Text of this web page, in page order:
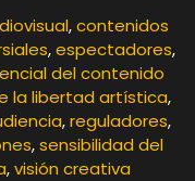
,contenidos
,espectadores,
del contenido
la libertad artística,
,reguladores,
,sensibilidad del
,visión creativa